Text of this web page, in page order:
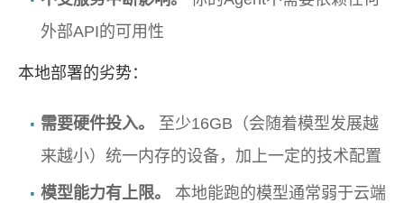
外部API的可用性
本地部署的劣势：
需要硬件投入。
至少16GB（会随着模型发展越
来越小）统一内存的设备，加上一定的技术配置
模型能力有上限。
本地能跑的模型通常弱于云端